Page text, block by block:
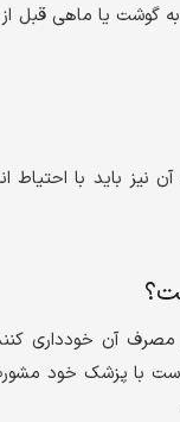
گوشت یا ماهی قبل
نیز باید با
مصرف آن خودداری
است با پزشک خود